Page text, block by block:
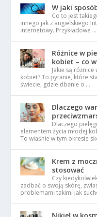
W jaki
Co to jest
innego jak z angielskiego
internetowy. Przykładowe …
Różnice w
kobiet – co
Jakie są
kobiet? To pytanie, które
świecie, gdzie dbanie o …
Dlaczego
Dlaczego
elementem życia młodej
To właśnie w tym okresie
Krem z
stosować
Czy
zadbać o swoją skórę,
problemami takimi jak